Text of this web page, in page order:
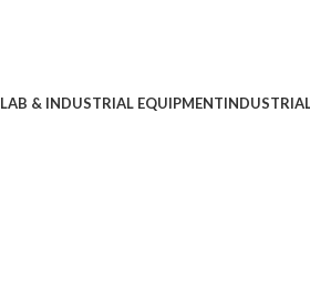
LAB & INDUSTRIAL EQUIPMENT